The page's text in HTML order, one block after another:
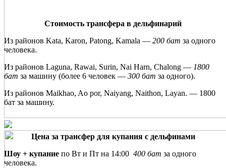
Стоимость трансфера в дельфинарий
Из районов Kata, Karon, Patong, Kamala — 200 бат за одного
человека.
Из районов Laguna, Rawai, Surin, Nai Harn, Chalong — 1800
бат за машину (более 6 человек — 300 бат за одного).
Из районов Maikhao, Ao por, Naiyang, Naithon, Layan. — 1800
бат за машину.
Цена за трансфер для купания с дельфинами
Шоу + купание по Вт и Пт на 14:00 400 бат за одного
человека.